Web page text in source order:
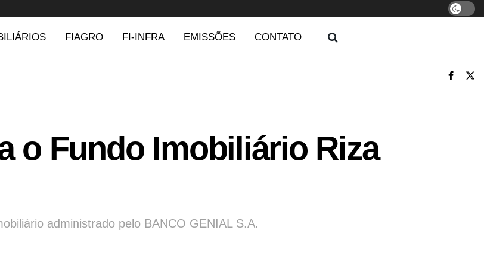
FIAGRO FI-INFRA EMISSÕES CONTATO
o Fundo Imobiliário Riza
administrado pelo BANCO GENIAL S.A.